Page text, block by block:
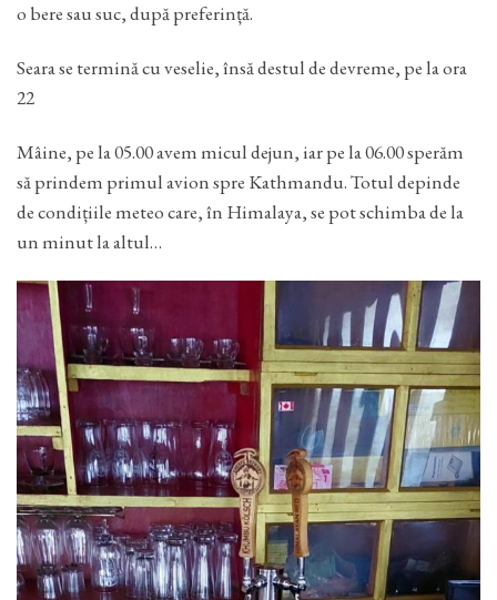
o bere sau suc, după preferință.
Seara se termină cu veselie, însă destul de devreme, pe la ora
22
Mâine, pe la 05.00 avem micul dejun, iar pe la 06.00 sperăm
să prindem primul avion spre Kathmandu. Totul depinde
de condițiile meteo care, în Himalaya, se pot schimba de la
un minut la altul…